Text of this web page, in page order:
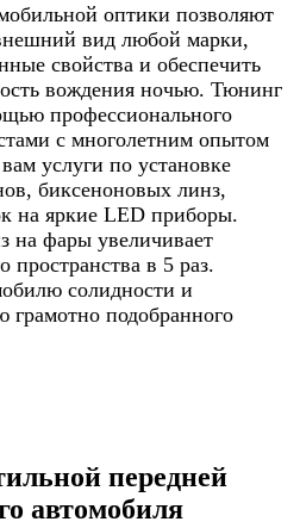
оптики позволяют
вид любой марки,
свойства и обеспечить
вождения ночью. Тюнинг
профессионального
с многолетним опытом
услуги по установке
биксеноновых линз,
на яркие LED приборы.
на фары увеличивает
пространства в 5 раз.
солидности и
грамотно подобранного
передней
автомобиля